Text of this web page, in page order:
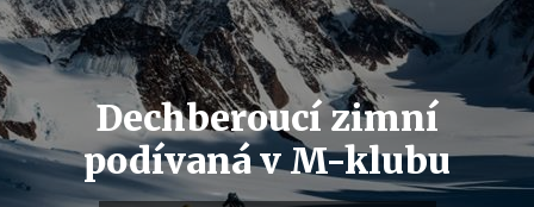
Dechberoucí zimní
podívaná v M-klubu